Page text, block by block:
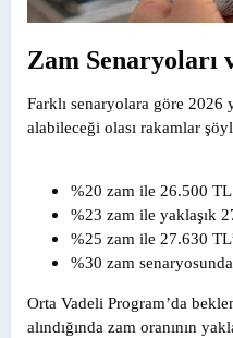
Zam Senaryoları
Farklı senaryolara göre 2026
alabileceği olası rakamlar
%20 zam ile 26.500 TL
%23 zam ile yaklaşık
%25 zam ile 27.630
%30 zam
Orta Vadeli Program’da
alındığında zam oranının